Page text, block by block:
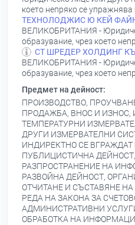
което непряко се упражнява
ТЕХНОЛОДЖИС Ю КЕЙ
ВЕЛИКОБРИТАНИЯ -
образувание, чрез което
СТ ШРЕДЕР ХОЛДИНГ
ВЕЛИКОБРИТАНИЯ -
образувание, чрез което
Предмет на дейност:
ПРОИЗВОДСТВО,
ПРОДАЖБА, ВНОС И ИЗНОС,
ТЕМПЕРАТУРНИ
ДРУГИ ИЗМЕРВАТЕЛНИ
ИНДИРЕКТНО СЕ
ПУБЛИЦИСТИЧНА
РАЗПРОСТРАНЕНИЕ НА
РАЗВОЙНА ДЕЙНОСТ,
ОТЧИТАНЕ И СЪСТАВЯНЕ
РЕДА НА ЗАКОНА ЗА
АДМИНИСТРАТИВНИ
ОБРАБОТКА НА